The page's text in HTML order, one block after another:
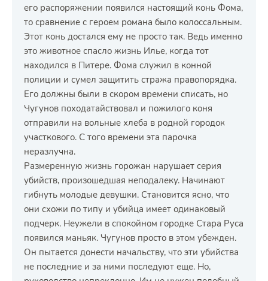
его распоряжении появился настоящий конь Фома,
то сравнение с героем романа было колоссальным.
Этот конь достался ему не просто так. Ведь именно
это животное спасло жизнь Илье, когда тот
находился в Питере. Фома служил в конной
полиции и сумел защитить стража правопорядка.
Его должны были в скором времени списать, но
Чугунов походатайствовал и пожилого коня
отправили на вольные хлеба в родной городок
участкового. С того времени эта парочка
неразлучна.
Размеренную жизнь горожан нарушает серия
убийств, произошедшая неподалеку. Начинают
гибнуть молодые девушки. Становится ясно, что
они схожи по типу и убийца имеет одинаковый
подчерк. Неужели в спокойном городке Стара Руса
появился маньяк. Чугунов просто в этом убежден.
Он пытается донести начальству, что эти убийства
не последние и за ними последуют еще. Но,